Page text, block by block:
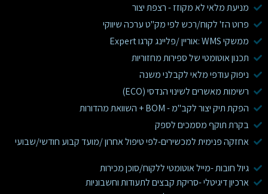
מניעת מלאי לא מקוזז - רצפת יצור
פרוט הז' לקוח/רכש לפי מק"ט ערכה שיווקי
ממשקי WMS :אוריין /פליינג קרגו Expert
תכנון אוטומטי של ספירות מחזוריות
ניפוק עודפי מלאי לקבלני משנה
רשימות מאשרים לשינוי הנדסי (ECO)
הפקת תיק יצור לקב"מ - BOM + השוואת מהדורות
בקרת תוקף מסמכים לספק
אחזקה פנימית למכשירים-לפי טיפול אחרון /מועד קבוע חודשי/שבועי
גיול חובות -מייל אוטומטי ללקוח/סוכן מכירות
ארכיון דיגיטלי -סריקת קבצים לתעודות וחשבוניות